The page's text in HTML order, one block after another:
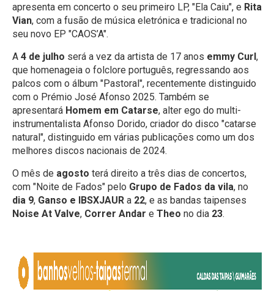
apresenta em concerto o seu primeiro LP, "Ela Caiu", e Rita
Vian, com a fusão de música eletrónica e tradicional no
seu novo EP "CAOS’A".
A 4 de julho será a vez da artista de 17 anos emmy Curl,
que homenageia o folclore português, regressando aos
palcos com o álbum "Pastoral", recentemente distinguido
com o Prémio José Afonso 2025. Também se
apresentará Homem em Catarse, alter ego do multi-
instrumentalista Afonso Dorido, criador do disco "catarse
natural", distinguido em várias publicações como um dos
melhores discos nacionais de 2024.
O mês de agosto terá direito a três dias de concertos,
com "Noite de Fados" pelo Grupo de Fados da vila, no
dia 9, Ganso e IBSXJAUR a 22, e as bandas taipenses
Noise At Valve, Correr Andar e Theo no dia 23.